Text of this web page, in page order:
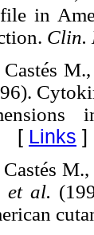
in
Clin.
Castés
Links ]
Castés
et al.